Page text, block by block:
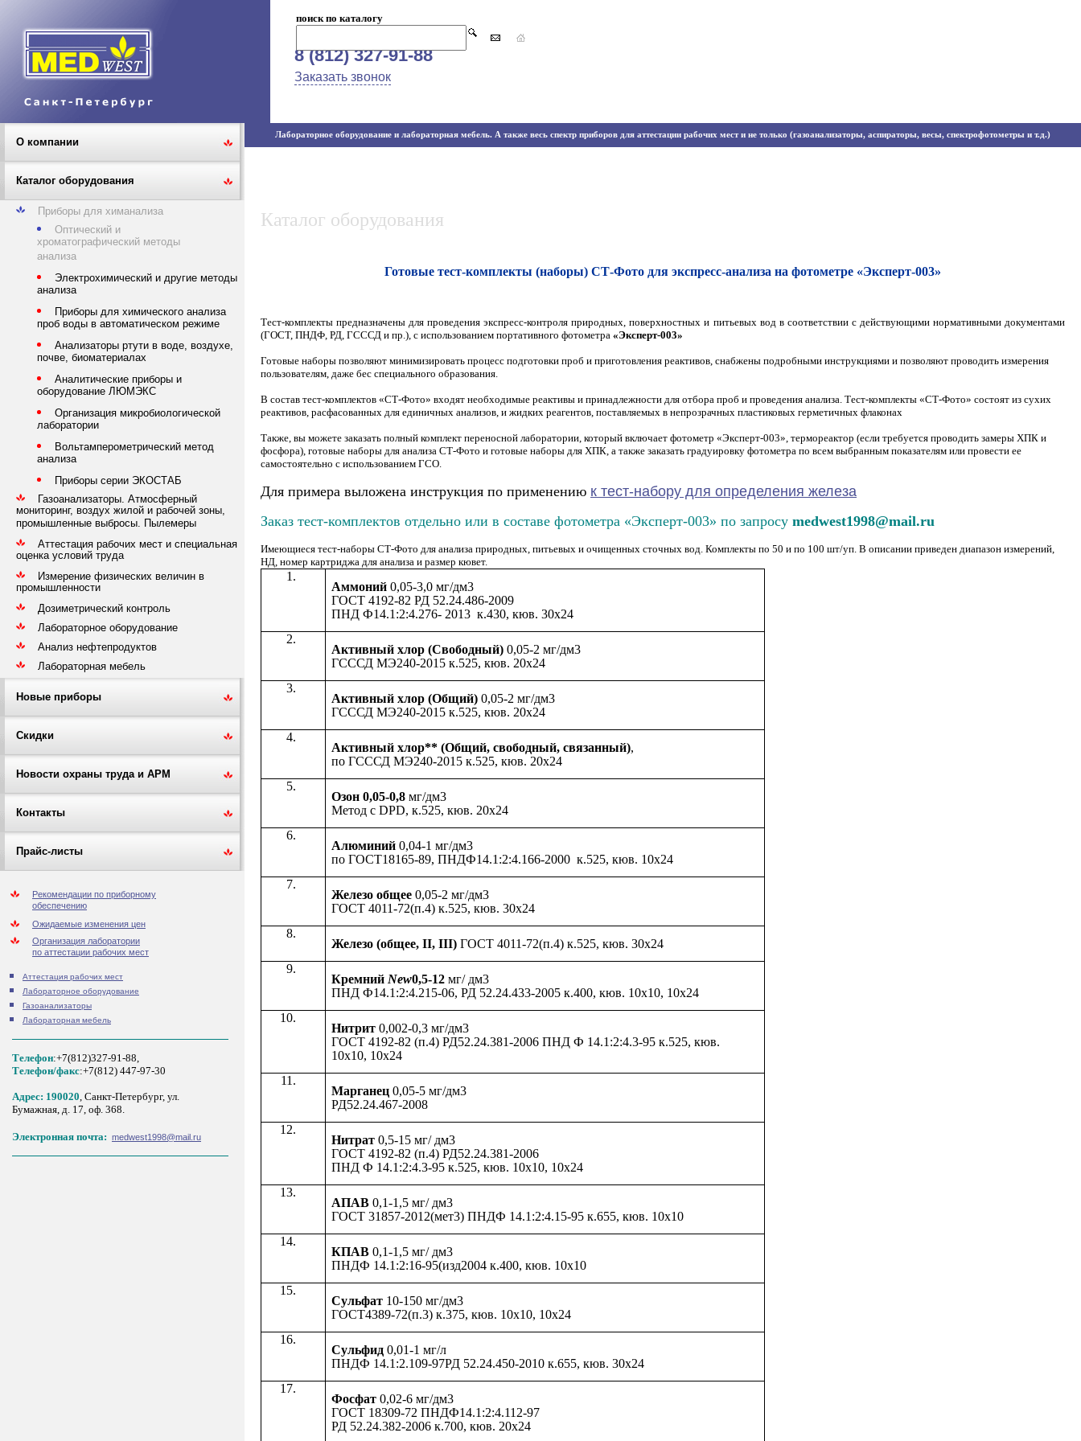
поиск по каталогу
8 (812) 327-91-88
Заказать звонок
О компании
Каталог оборудования
Приборы для химанализа
Оптический и
хроматографический методы
анализа
Электрохимический и другие методы
анализа
Приборы для химического анализа
проб воды в автоматическом режиме
Анализаторы ртути в воде, воздухе,
почве, биоматериалах
Аналитические приборы и
оборудование ЛЮМЭКС
Организация микробиологической
лаборатории
Вольтамперометрический метод
анализа
Приборы серии ЭКОСТАБ
Газоанализаторы. Атмосферный
мониторинг, воздух жилой и рабочей зоны,
промышленные выбросы. Пылемеры
Аттестация рабочих мест и специальная
оценка условий труда
Измерение физических величин в
промышленности
Дозиметрический контроль
Лабораторное оборудование
Анализ нефтепродуктов
Лабораторная мебель
Новые приборы
Скидки
Новости охраны труда и АРМ
Контакты
Прайс-листы
Рекомендации по приборному
обеспечению
Ожидаемые изменения цен
Организация лаборатории
по аттестации рабочих мест
Аттестация рабочих мест
Лабораторное оборудование
Газоанализаторы
Лабораторная мебель
Телефон:+7(812)327-91-88,
Tелефон/факс:+7(812) 447-97-30
Адрес: 190020, Санкт-Петербург, ул.
Бумажная, д. 17, оф. 368.
Электронная почта: medwest1998@mail.ru
Лабораторное оборудование и лабораторная мебель. А также весь спектр приборов для аттестации рабочих мест и не только (газоанализаторы, аспираторы, весы, спектрофотометры и т.д.)
Каталог оборудования
Готовые тест-комплекты (наборы) СТ-Фото для экспресс-анализа на фотометре «Эксперт-003»
Тест-комплекты предназначены для проведения экспресс-контроля природных, поверхностных и питьевых вод в соответствии с действующими нормативными документами
(ГОСТ, ПНДФ, РД, ГСССД и пр.), с использованием портативного фотометра «Эксперт-003»
Готовые наборы позволяют минимизировать процесс подготовки проб и приготовления реактивов, снабжены подробными инструкциями и позволяют проводить измерения
пользователям, даже бес специального образования.
В состав тест-комплектов «СТ-Фото» входят необходимые реактивы и принадлежности для отбора проб и проведения анализа. Тест-комплекты «СТ-Фото» состоят из сухих
реактивов, расфасованных для единичных анализов, и жидких реагентов, поставляемых в непрозрачных пластиковых герметичных флаконах
Также, вы можете заказать полный комплект переносной лаборатории, который включает фотометр «Эксперт-003», термореактор (если требуется проводить замеры ХПК и
фосфора), готовые наборы для анализа СТ-Фото и готовые наборы для ХПК, а также заказать градуировку фотометра по всем выбранным показателям или провести ее
самостоятельно с использованием ГСО.
Для примера выложена инструкция по применению к тест-набору для определения железа
Заказ тест-комплектов отдельно или в составе фотометра «Эксперт-003» по запросу medwest1998@mail.ru
Имеющиеся тест-наборы СТ-Фото для анализа природных, питьевых и очищенных сточных вод. Комплекты по 50 и по 100 шт/уп. В описании приведен диапазон измерений,
НД, номер картриджа для анализа и размер кювет.
Аммоний0,05-3,0 мг/дм3
ГОСТ 4192-82 РД 52.24.486-2009
ПНД Ф14.1:2:4.276- 2013 к.430, кюв. 30х24
Активный хлор (Свободный)0,05-2 мг/дм3
ГСССД МЭ240-2015 к.525, кюв. 20х24
Активный хлор (Общий)0,05-2 мг/дм3
ГСССД МЭ240-2015 к.525, кюв. 20х24
Активный хлор** (Общий, свободный, связанный),
по ГСССД МЭ240-2015 к.525, кюв. 20х24
Озон 0,05-0,8мг/дм3
Метод с DPD, к.525, кюв. 20х24
Алюминий0,04-1 мг/дм3
по ГОСТ18165-89, ПНДФ14.1:2:4.166-2000 к.525, кюв. 10х24
Железо общее0,05-2 мг/дм3
ГОСТ 4011-72(п.4) к.525, кюв. 30х24
Железо (общее, II, III) ГОСТ 4011-72(п.4) к.525, кюв. 30х24
Кремний New0,5-12мг/ дм3
ПНД Ф14.1:2:4.215-06, РД 52.24.433-2005 к.400, кюв. 10х10, 10х24
Нитрит0,002-0,3 мг/дм3
ГОСТ 4192-82 (п.4) РД52.24.381-2006 ПНД Ф 14.1:2:4.3-95 к.525, кюв.
10х10, 10х24
Марганец0,05-5 мг/дм3
РД52.24.467-2008
Нитрат0,5-15 мг/ дм3
ГОСТ 4192-82 (п.4) РД52.24.381-2006
ПНД Ф 14.1:2:4.3-95 к.525, кюв. 10х10, 10х24
АПАВ0,1-1,5 мг/ дм3
ГОСТ 31857-2012(мет3) ПНДФ 14.1:2:4.15-95 к.655, кюв. 10х10
КПАВ0,1-1,5 мг/ дм3
ПНДФ 14.1:2:16-95(изд2004 к.400, кюв. 10х10
Сульфат 10-150 мг/дм3
ГОСТ4389-72(п.3) к.375, кюв. 10х10, 10х24
Сульфид0,01-1 мг/л
ПНДФ 14.1:2.109-97РД 52.24.450-2010 к.655, кюв. 30х24
Фосфат0,02-6 мг/дм3
ГОСТ 18309-72 ПНДФ14.1:2:4.112-97
РД 52.24.382-2006 к.700, кюв. 20х24